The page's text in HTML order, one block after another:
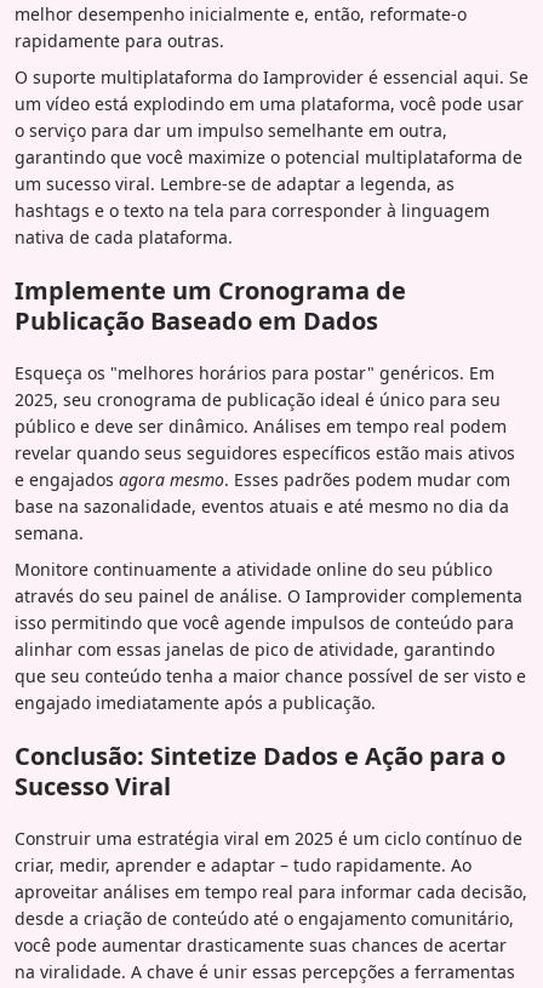
melhor desempenho inicialmente e, então, reformate-o
rapidamente para outras.
O suporte multiplataforma do Iamprovider é essencial aqui. Se
um vídeo está explodindo em uma plataforma, você pode usar
o serviço para dar um impulso semelhante em outra,
garantindo que você maximize o potencial multiplataforma de
um sucesso viral. Lembre-se de adaptar a legenda, as
hashtags e o texto na tela para corresponder à linguagem
nativa de cada plataforma.
Implemente um Cronograma de
Publicação Baseado em Dados
Esqueça os "melhores horários para postar" genéricos. Em
2025, seu cronograma de publicação ideal é único para seu
público e deve ser dinâmico. Análises em tempo real podem
revelar quando seus seguidores específicos estão mais ativos
e engajados agora mesmo. Esses padrões podem mudar com
base na sazonalidade, eventos atuais e até mesmo no dia da
semana.
Monitore continuamente a atividade online do seu público
através do seu painel de análise. O Iamprovider complementa
isso permitindo que você agende impulsos de conteúdo para
alinhar com essas janelas de pico de atividade, garantindo
que seu conteúdo tenha a maior chance possível de ser visto e
engajado imediatamente após a publicação.
Conclusão: Sintetize Dados e Ação para o
Sucesso Viral
Construir uma estratégia viral em 2025 é um ciclo contínuo de
criar, medir, aprender e adaptar – tudo rapidamente. Ao
aproveitar análises em tempo real para informar cada decisão,
desde a criação de conteúdo até o engajamento comunitário,
você pode aumentar drasticamente suas chances de acertar
na viralidade. A chave é unir essas percepções a ferramentas